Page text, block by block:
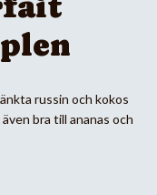
russin och kokos
bra till ananas och